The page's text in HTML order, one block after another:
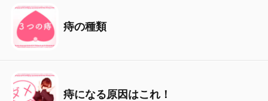
痔の種類
痔になる原因はこれ！